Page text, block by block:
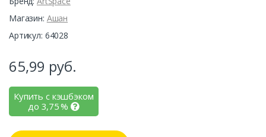
Магазин: Ашан
Артикул: 64028
65,99 руб.
Купить с кэшбэком
до 3,75%